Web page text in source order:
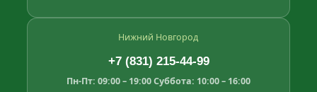
Нижний Новгород
+7 (831) 215-44-99
Пн-Пт: 09:00 – 19:00Суббота: 10:00 – 16:00